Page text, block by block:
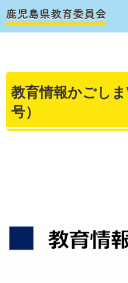
教育情報かごしま
号）